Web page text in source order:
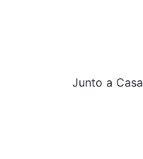
Junto a